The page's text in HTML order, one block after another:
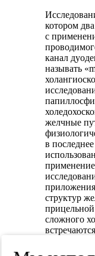
котором
с
канал
называть
желчные
в
приложения
структур
сложного
[12].